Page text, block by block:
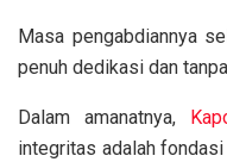
Masa pengabdiannya
penuh dedikasi dan
Dalam amanatnya,
integritas adalah